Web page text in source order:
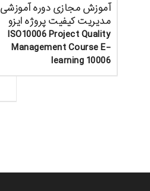
آموزش مجازی دوره آموزشی
مدیریت کیفیت پروژه ایزو
ISO10006 Project Quality
Management Course E-
learning 10006